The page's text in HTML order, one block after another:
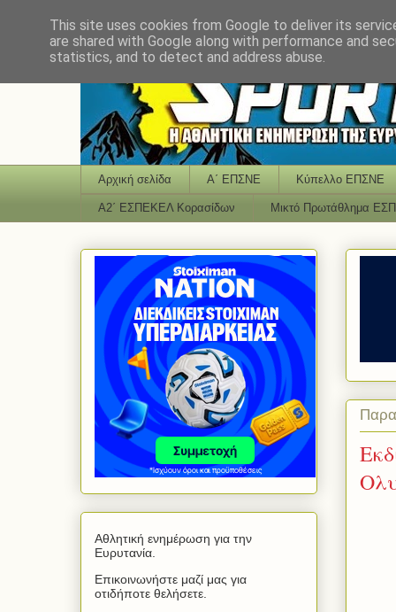
Αρχική σελίδα Α΄ ΕΠΣΝΕ Κύπελλο ΕΠΣΝΕ
Α2΄ ΕΣΠΕΚΕΛ Κορασίδων Μικτό Πρωτάθλημα
Αθλητική ενημέρωση για την
Ευρυτανία.
Επικοινωνήστε μαζί μας για
οτιδήποτε θελήσετε.
This site uses cookies from Google to deliver its
are shared with Google along with performance and
statistics, and to detect and address abuse.